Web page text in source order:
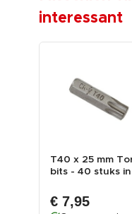
interessant
T40 x 25 mm
bits - 40 stuks in
€ 7,95